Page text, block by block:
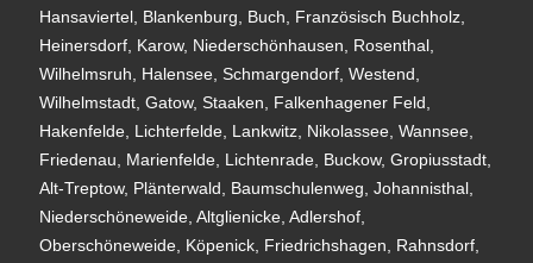
Hansaviertel, Blankenburg, Buch, Französisch Buchholz,
Heinersdorf, Karow, Niederschönhausen, Rosenthal,
Wilhelmsruh, Halensee, Schmargendorf, Westend,
Wilhelmstadt, Gatow, Staaken, Falkenhagener Feld,
Hakenfelde, Lichterfelde, Lankwitz, Nikolassee, Wannsee,
Friedenau, Marienfelde, Lichtenrade, Buckow, Gropiusstadt,
Alt-Treptow, Plänterwald, Baumschulenweg, Johannisthal,
Niederschöneweide, Altglienicke, Adlershof,
Oberschöneweide, Köpenick, Friedrichshagen, Rahnsdorf,